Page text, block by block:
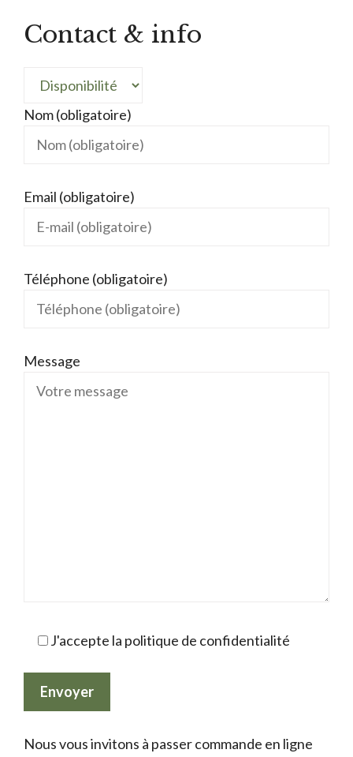
Contact & info
Nom (obligatoire)
Email (obligatoire)
Téléphone (obligatoire)
Message
J'accepte la politique de confidentialité
Nous vous invitons à passer commande en ligne